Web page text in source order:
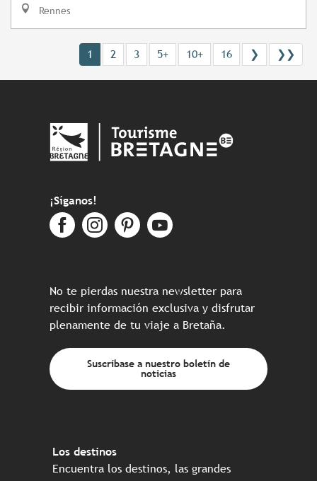
Rennes
1 2 3 5+ 10+ 16 ❯ ❯❯
¡Síganos!
No te pierdas nuestra newsletter para
recibir información exclusiva y disfrutar
plenamente de tu viaje a Bretaña.
Suscríbase a nuestro boletín de
noticias
Los destinos
Encuentra los destinos, las grandes